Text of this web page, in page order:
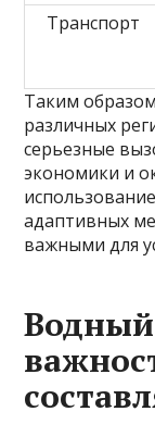
Транспорт
Таким
различных
серьезные
экономики и
адаптивных
важными для
Водный